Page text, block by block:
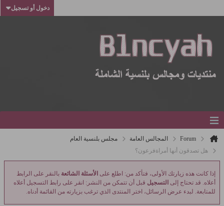
دخول أو تسجيل
Forum المجالس العامة
مجلس بلنسية العام
هل تصدقون أنها أمراةفرعون؟
إذا كانت هذه زيارتك الأولى، فتأكد من: اطلع على الأسئلة الشائعة بالنقر على الرابط
أعلاه. قد تحتاج إلى التسجيل قبل أن تتمكن من النشر: انقر على رابط التسجيل أعلاه
للمتابعة. لبدء عرض الرسائل، اختر المنتدى الذي ترغب بزيارته من القائمة أدناه.